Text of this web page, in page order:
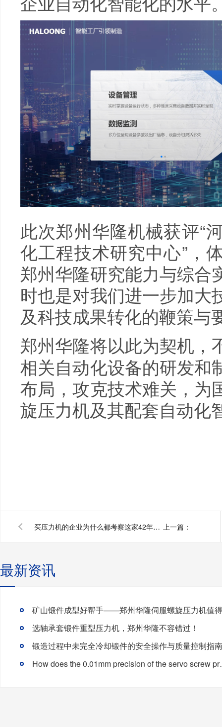
此次郑州华隆机械获评“
化工程技术研究中心”，
郑州华隆研究能力与综合
时也是对我们进一步加大
及科技成果转化的鞭策与
郑州华隆将以此为契机，
相关自动化设备的研发和
布局，攻克技术难关，为
旋压力机及其配套自动化
上一篇：
买压力机的企业为什么都考察这家42年的压力机厂家？
最新资讯
选轴承套锻件重型压力机，郑州华隆不容错过！
锻造过程中未完全冷却锻件的安全操作与质量控制指南
How does the